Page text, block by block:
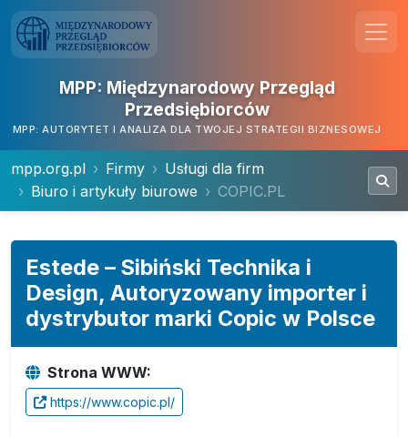
MPP: Międzynarodowy Przegląd
Przedsiębiorców
MPP: AUTORYTET I ANALIZA DLA TWOJEJ STRATEGII BIZNESOWEJ
mpp.org.pl Firmy
Usługi dla firm
Biuro i artykuły biurowe
COPIC.PL
Estede – Sibiński Technika i
Design, Autoryzowany importer i
dystrybutor marki Copic w Polsce
Strona WWW:
https://www.copic.pl/